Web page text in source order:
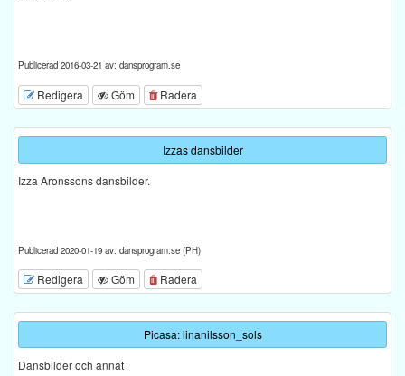
Publicerad 2016-03-21 av: dansprogram.se
Redigera Göm Radera
Izzas dansbilder
Izza Aronssons dansbilder.
Publicerad 2020-01-19 av: dansprogram.se (PH)
Redigera Göm Radera
Picasa: linanilsson_sols
Dansbilder och annat